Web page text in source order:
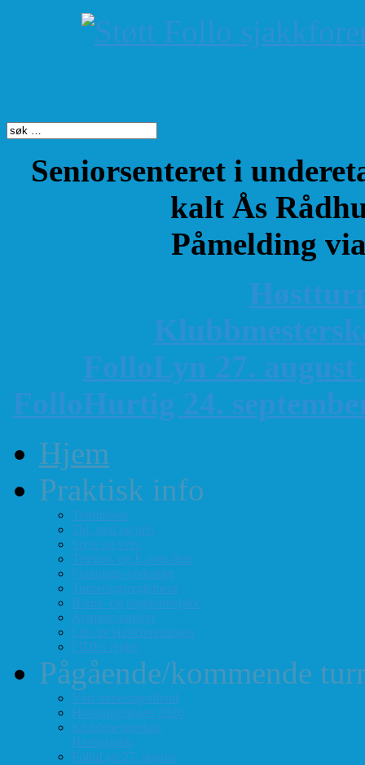
Seniorsenteret i
kalt Ås
Påmelding
K
FolloLyn 27. august
FolloHurtig 24.
Hjem
Praktisk info
Terminliste
Tid, sted og pris
Styre og verv
Telefon- og E-post-liste
Forenings-vedtekter
Turneringsreglement
Barne- og ungdomssjakk
Årsmøte-papirer
Litt om sjakkforeningen
FIDEs regler
Pågående/kommende
Vårt turneringstilbud
Høstturneringen 2026
Klubbmesterskap
Hurtigsjakk
FolloLyn 27. august